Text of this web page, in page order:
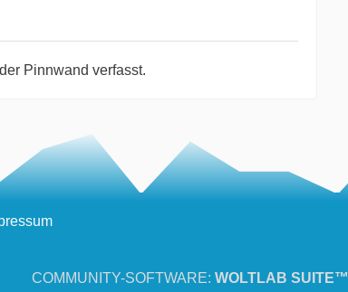
Pinnwand verfasst.
COMMUNITY-SOFTWARE: WOLTLAB SUITE™